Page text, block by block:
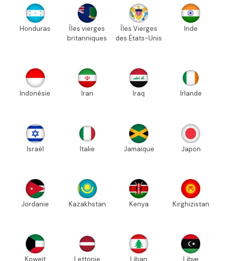
Honduras
Îles vierges
britanniques
Îles Vierges
des États-Unis
Inde
Indonésie Iran Iraq Irlande
Israël Italie Jamaïque Japon
Jordanie Kazakhstan Kenya Kirghizistan
Koweït Lettonie Liban Libye